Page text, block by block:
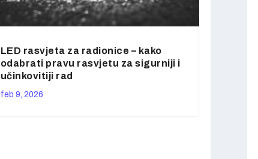
LED rasvjeta za radionice – kako
odabrati pravu rasvjetu za sigurniji i
učinkovitiji rad
feb 9, 2026